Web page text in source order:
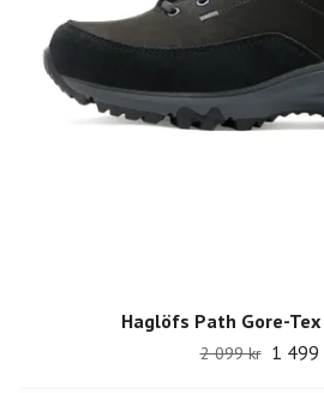
Haglöfs Path Gore-Tex
2 099 kr 1 499